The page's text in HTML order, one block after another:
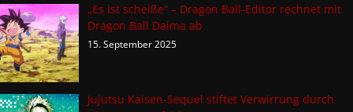
„Es ist scheiße“ – Dragon Ball-Editor rechnet mit
Dragon Ball Daima ab
15. September 2025
Jujutsu Kaisen-Sequel stiftet Verwirrung durch